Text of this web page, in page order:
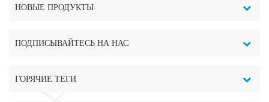
НОВЫЕ ПРОДУКТЫ
ПОДПИСЫВАЙТЕСЬ НА НАС
ГОРЯЧИЕ ТЕГИ